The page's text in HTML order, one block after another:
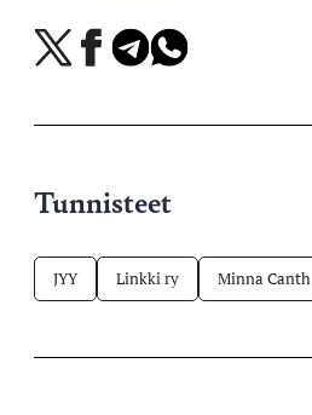
Jaa
X-
Jaa
Facebookissa
Jaa
Telegramissa
Jaa
WhatsAppissa
Tunnisteet
JYY Linkki ry Minna Canth